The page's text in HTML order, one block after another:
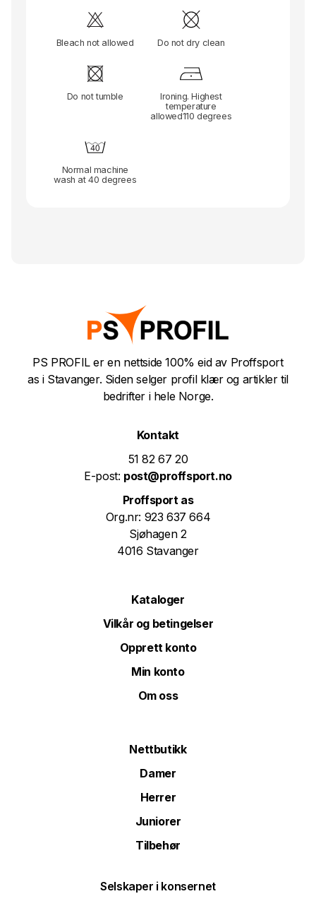
Bleach not allowed Do not dry clean
Do not tumble
Ironing. Highest
temperature
allowed110 degrees
Normal machine
wash at 40 degrees
PS PROFIL er en nettside 100% eid av Proffsport
as i Stavanger. Siden selger profil klær og artikler til
bedrifter i hele Norge.
Kontakt
51 82 67 20
E-post: post@proffsport.no
Proffsport as
Org.nr: 923 637 664
Sjøhagen 2
4016 Stavanger
Kataloger
Vilkår og betingelser
Opprett konto
Min konto
Om oss
Nettbutikk
Damer
Herrer
Juniorer
Tilbehør
Selskaper i konsernet